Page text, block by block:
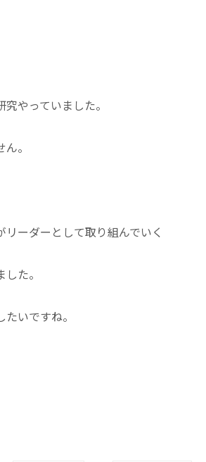
やっていました。
。
ーダーとして取り組んでいく
た。
いですね。